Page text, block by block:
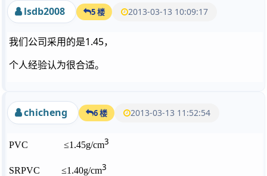
lsdb2008 5 楼 2013-03-13 10:09:17
我们公司采用的是1.45，
个人经验认为很合适。
chicheng 6 楼 2013-03-13 11:52:54
PVC ≤1.45g/cm3
SRPVC ≤1.40g/cm3